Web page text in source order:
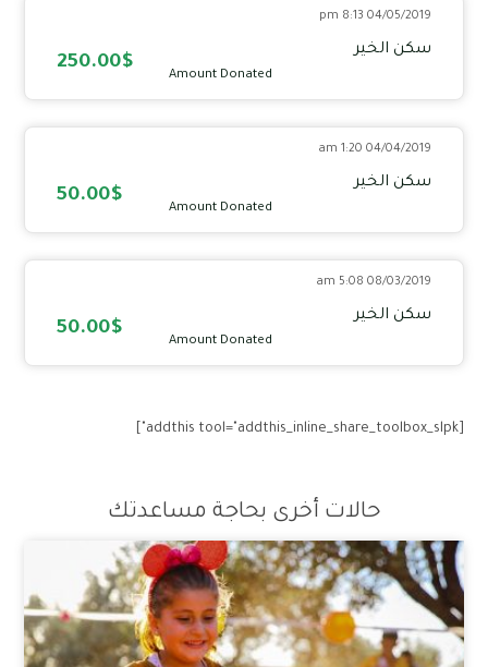
04/05/2019 8:13 pm
سكن الخير
Amount Donated
250.00$
04/04/2019 1:20 am
سكن الخير
Amount Donated
50.00$
08/03/2019 5:08 am
سكن الخير
Amount Donated
50.00$
[addthis tool="addthis_inline_share_toolbox_slpk"]
حالات أخرى بحاجة مساعدتك